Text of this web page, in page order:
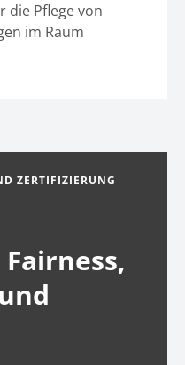
die Pflege von
im Raum
ZERTIFIZIERUNG
Fairness,